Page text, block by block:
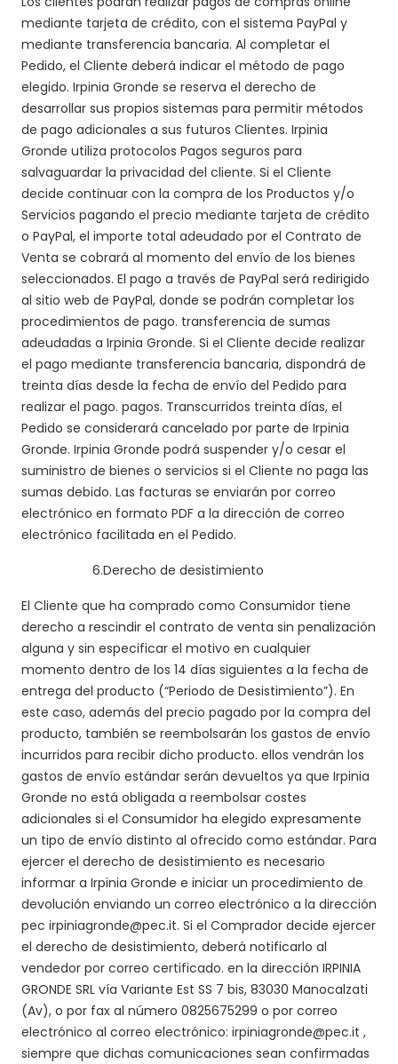
mediante tarjeta de crédito, con el sistema PayPal y
mediante transferencia bancaria. Al completar el
Pedido, el Cliente deberá indicar el método de pago
elegido. Irpinia Gronde se reserva el derecho de
desarrollar sus propios sistemas para permitir métodos
de pago adicionales a sus futuros Clientes. Irpinia
Gronde utiliza protocolos Pagos seguros para
salvaguardar la privacidad del cliente. Si el Cliente
decide continuar con la compra de los Productos y/o
Servicios pagando el precio mediante tarjeta de crédito
o PayPal, el importe total adeudado por el Contrato de
Venta se cobrará al momento del envío de los bienes
seleccionados. El pago a través de PayPal será redirigido
al sitio web de PayPal, donde se podrán completar los
procedimientos de pago. transferencia de sumas
adeudadas a Irpinia Gronde. Si el Cliente decide realizar
el pago mediante transferencia bancaria, dispondrá de
treinta días desde la fecha de envío del Pedido para
realizar el pago. pagos. Transcurridos treinta días, el
Pedido se considerará cancelado por parte de Irpinia
Gronde. Irpinia Gronde podrá suspender y/o cesar el
suministro de bienes o servicios si el Cliente no paga las
sumas debido. Las facturas se enviarán por correo
electrónico en formato PDF a la dirección de correo
electrónico facilitada en el Pedido.
6.Derecho de desistimiento
El Cliente que ha comprado como Consumidor tiene
derecho a rescindir el contrato de venta sin penalización
alguna y sin especificar el motivo en cualquier
momento dentro de los 14 días siguientes a la fecha de
entrega del producto (“Periodo de Desistimiento”). En
este caso, además del precio pagado por la compra del
producto, también se reembolsarán los gastos de envío
incurridos para recibir dicho producto. ellos vendrán los
gastos de envío estándar serán devueltos ya que Irpinia
Gronde no está obligada a reembolsar costes
adicionales si el Consumidor ha elegido expresamente
un tipo de envío distinto al ofrecido como estándar. Para
ejercer el derecho de desistimiento es necesario
informar a Irpinia Gronde e iniciar un procedimiento de
devolución enviando un correo electrónico a la dirección
pec irpiniagronde@pec.it. Si el Comprador decide ejercer
el derecho de desistimiento, deberá notificarlo al
vendedor por correo certificado. en la dirección IRPINIA
GRONDE SRL vía Variante Est SS 7 bis, 83030 Manocalzati
(Av), o por fax al número 0825675299 o por correo
electrónico al correo electrónico: irpiniagronde@pec.it ,
siempre que dichas comunicaciones sean confirmadas